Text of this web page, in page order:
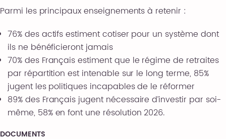
Parmi les principaux enseignements à retenir :
76% des actifs estiment cotiser pour un système dont
ils ne bénéficieront jamais
70% des Français estiment que le régime de retraites
par répartition est intenable sur le long terme, 85%
jugent les politiques incapables de le réformer
89% des Français jugent nécessaire d’investir par soi-
même, 58% en font une résolution 2026.
DOCUMENTS